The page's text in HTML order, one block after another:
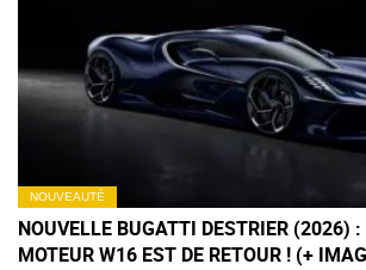
NOUVEAUTÉ
NOUVELLE BUGATTI DESTRIER (2026) :
MOTEUR W16 EST DE RETOUR ! (+